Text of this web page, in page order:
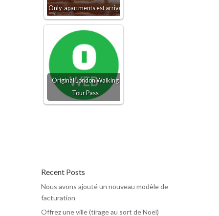
Only-apartments est arrivé
Original London Walking
Tour Pass
Recent Posts
Nous avons ajouté un nouveau modèle de
facturation
Offrez une ville (tirage au sort de Noël)